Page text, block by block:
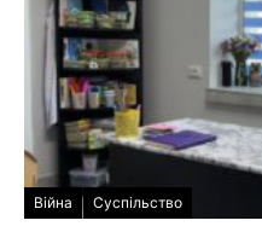
Війна Суспільство